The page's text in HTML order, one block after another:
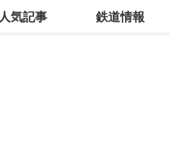
人気記事 鉄道情報